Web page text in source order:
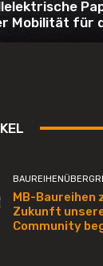
Mobilität für
MB-Baureihen
Zukunft
Community